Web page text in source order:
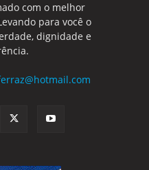
com o melhor
para você o
dignidade e